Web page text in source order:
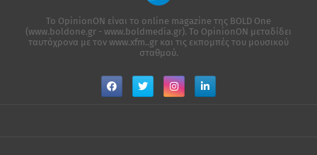
Το OpinionON είναι το online magazine της ΒΟLD One
(www.boldone.gr - www.boldmedia.gr). Το OpinionON μεταδίδει
ταυτόχρονα με τον www.xfm..gr και τις εκπομπές του μουσικού
σταθμού.